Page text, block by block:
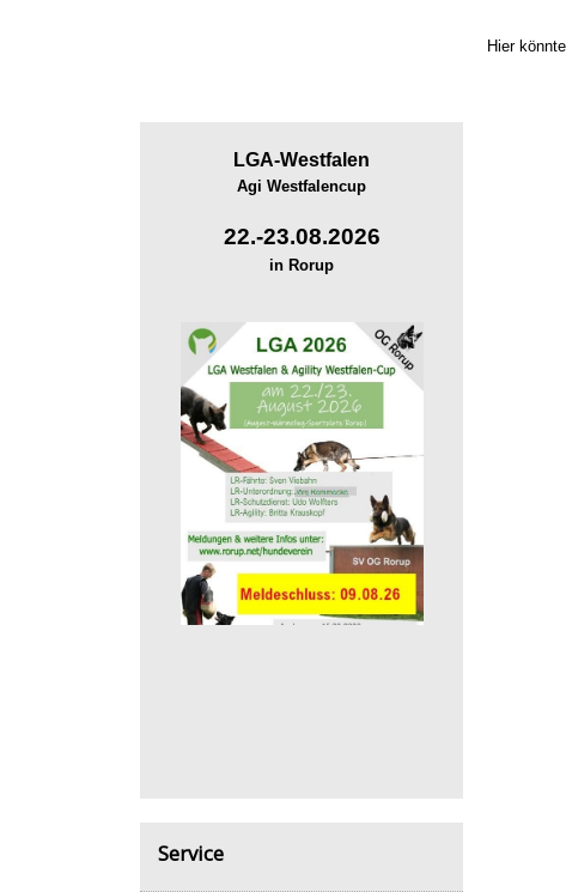
Hier
LGA-Westfalen
Agi Westfalencup
22.-23.08.2026
in Rorup
Service